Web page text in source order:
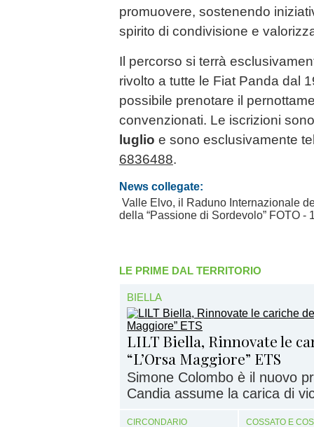
promuovere, sostenendo
spirito di condivisione e
Il percorso si terrà
rivolto a tutte le Fiat Panda dal
possibile prenotare il
convenzionati. Le iscrizioni
luglio e sono esclusivamente
6836488.
News collegate:
Valle Elvo, il Raduno Internazionale
della “Passione di Sordevolo” FOTO -
LE PRIME DAL TERRITORIO
BIELLA
LILT Biella, Rinnovate le
“L’Orsa Maggiore” ETS
Simone Colombo è il nuovo
Candia assume la carica di
CIRCONDARIO COSSATO E